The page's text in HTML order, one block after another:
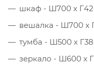
шкаф - Ш700 х
вешалка - Ш700 х
тумба - Ш500 х
зеркало - Ш600 х